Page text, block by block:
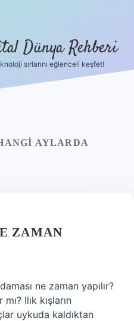
Dünya Rehberi
sırlarını eğlenceli keşfet!
AYLARDA
ZAMAN
ne zaman yapılır?
Ilık kışların
uykuda kaldıktan